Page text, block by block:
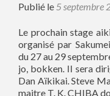
Publié le 5 septembre
Le prochain stage
organisé par
du 27 au 29
jo, bokken. Il sera
Dan Aïkikai. Steve
maitre T. K. CHIBA